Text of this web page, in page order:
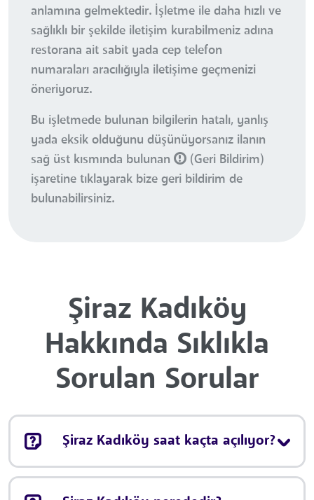
anlamına gelmektedir. İşletme ile daha hızlı ve
sağlıklı bir şekilde iletişim kurabilmeniz adına
restorana ait sabit yada cep telefon
numaraları aracılığıyla iletişime geçmenizi
öneriyoruz.
Bu işletmede bulunan bilgilerin hatalı, yanlış
yada eksik olduğunu düşünüyorsanız ilanın
sağ üst kısmında bulunan
(Geri Bildirim)
işaretine tıklayarak bize geri bildirim de
bulunabilirsiniz.
Şiraz Kadıköy
Hakkında Sıklıkla
Sorulan Sorular
Şiraz Kadıköy saat kaçta açılıyor?